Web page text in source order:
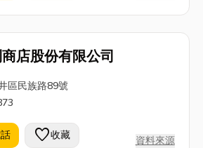
店股份有限公司
區民族路89號
favorite收藏 資料來源